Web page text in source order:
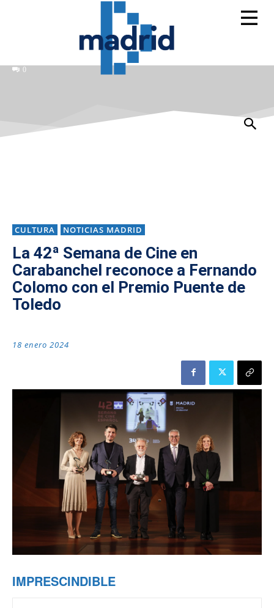
0
CULTURA NOTICIAS MADRID
La 42ª Semana de Cine en
Carabanchel reconoce a Fernando
Colomo con el Premio Puente de
Toledo
18 enero 2024
IMPRESCINDIBLE